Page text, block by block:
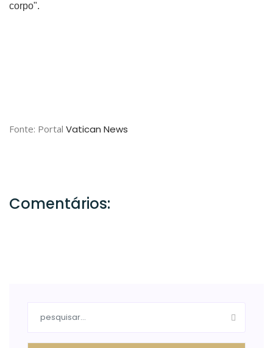
corpo".
Fonte: Portal Vatican News
Comentários: